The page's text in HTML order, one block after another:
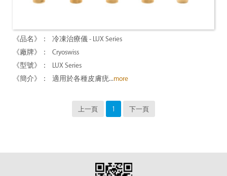
冷凍治療儀 - LUX Series
Cryoswiss
LUX Series
適用於各種皮膚疣...more
上一頁 1 下一頁